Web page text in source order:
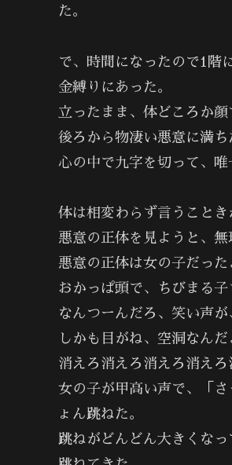
た。
で、時間になったので1階
金縛りにあった。
立ったまま、体どころか顔
後ろから物凄い悪意に満ち
心の中で九字を切って、唯
体は相変わらず言うことき
悪意の正体を見ようと、無
悪意の正体は女の子だった
おかっぱ頭で、ちびまる
なんつーんだろ、笑い声
しかも目がね、空洞なん
消えろ消えろ消えろ消え
女の子が甲高い声で、「
ょん跳ねた。
跳ねがどんどん大きくな